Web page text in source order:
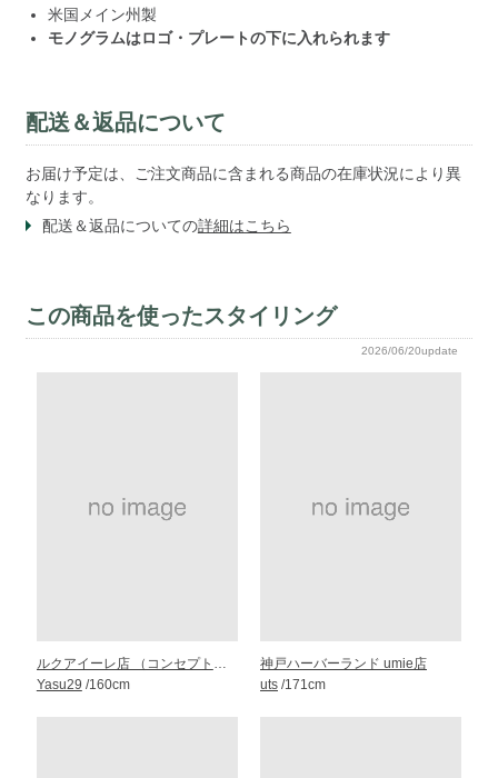
米国メイン州製
モノグラムはロゴ・プレートの下に入れられます
配送＆返品について
お届け予定は、ご注文商品に含まれる商品の在庫状況により異
なります。
配送＆返品についての詳細はこちら
この商品を使ったスタイリング
2026/06/20update
ルクアイーレ店 （コンセプト・ストア）
Yasu29 /160cm
神戸ハーバーランド umie店
uts /171cm